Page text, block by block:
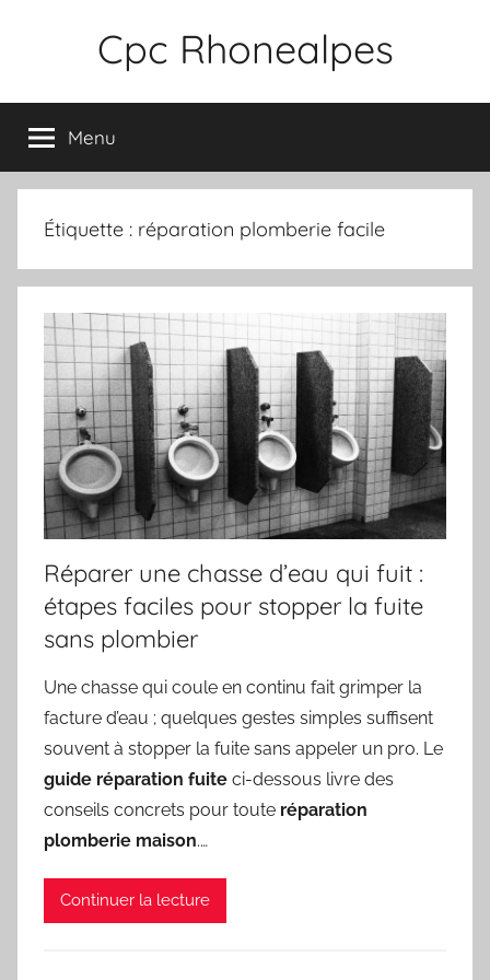
Cpc Rhonealpes
Menu
Étiquette : réparation plomberie facile
Réparer une chasse d’eau qui fuit :
étapes faciles pour stopper la fuite
sans plombier
Une chasse qui coule en continu fait grimper la
facture d’eau ; quelques gestes simples suffisent
souvent à stopper la fuite sans appeler un pro. Le
guide réparation fuite ci-dessous livre des
conseils concrets pour toute réparation
plomberie maison.…
Continuer la lecture